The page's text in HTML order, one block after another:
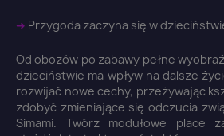
➜ Przygoda zaczyna się w
Od obozów po zabawy pełne
dzieciństwie ma wpływ na dalsze
rozwijać nowe cechy, przeżywając
zdobyć zmieniające się odczucia
Simami. Twórz modułowe place